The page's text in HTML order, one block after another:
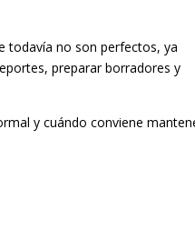
todavía no son perfectos, ya
preparar borradores y
y cuándo conviene